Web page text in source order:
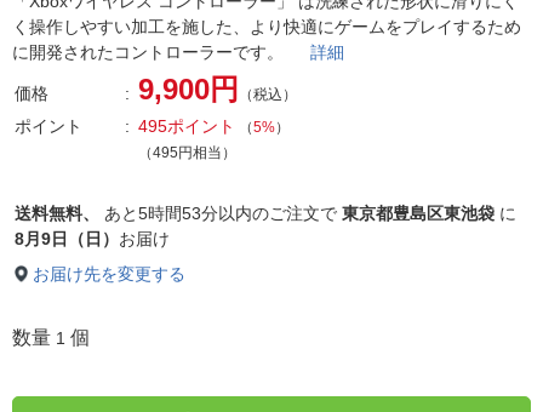
く操作しやすい加工を施した、より快適にゲームをプレイするため
に開発されたコントローラーです。 詳細
価格 9,900円 （税込）
ポイント 495ポイント （5%）
（495円相当）
送料無料、 あと5時間53分以内のご注文で 東京都豊島区東池袋 に
8月9日（日） お届け
お届け先を変更する
数量 1 個